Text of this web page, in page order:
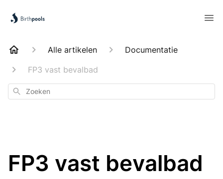
Alle artikelen
Documentatie
FP3 vast bevalbad
Zoeken
FP3 vast bevalbad